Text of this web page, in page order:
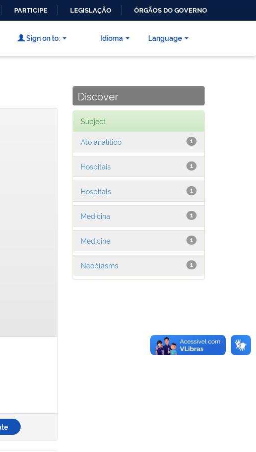
PARTICIPE LEGISLAÇÃO ÓRGÃOS DO GOVERNO
Language
Sign on to: Idioma
Discover
Subject
1
Ato analítico
1
Hospitais
1
Hospitals
1
Medicina
1
Medicine
1
Neoplasms